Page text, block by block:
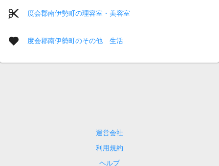
度会郡南伊勢町の理容室・美容室
度会郡南伊勢町のその他 生活
運営会社
利用規約
ヘルプ